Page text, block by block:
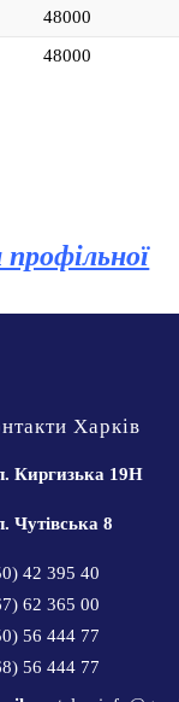
48000
48000
Харків
Киргизька 19Н
Чутівська 8
42 395 40
62 365 00
56 444 77
56 444 77